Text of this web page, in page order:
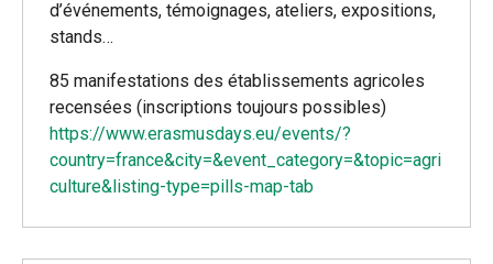
d’événements, témoignages, ateliers, expositions,
stands…
85 manifestations des établissements agricoles
recensées (inscriptions toujours possibles)
https://www.erasmusdays.eu/events/?
country=france&city=&event_category=&topic=agri
culture&listing-type=pills-map-tab